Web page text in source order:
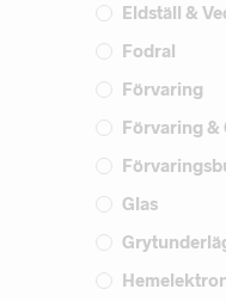
Eldställ &
Fodral
Förvaring
Förvaring &
Glas